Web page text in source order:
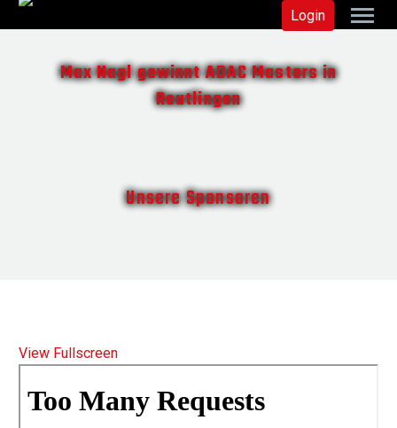
Login
Max Nagl gewinnt ADAC Masters in
Reutlingen
Unsere Sponsoren
View Fullscreen